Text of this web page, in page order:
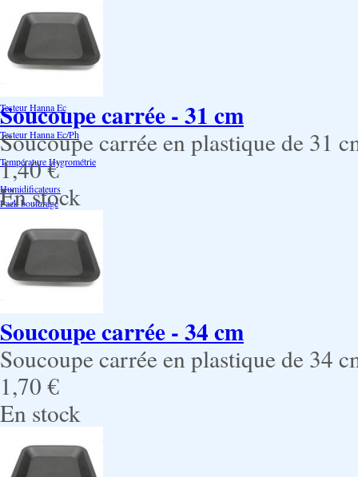
Accessoires
Reservoir
Testeur Hanna Ec
Testeur Hanna Ec/Ph
Température Hygrométrie
Humidificateurs
Pack bouturage
Serres -Bouturage
Substrat-Bouturage
Néons-CFL
Soucoupe carrée - 31 cm
Soucoupe carrée en plastique de 31
1,40 €
En stock
Soucoupe carrée - 34 cm
Soucoupe carrée en plastique de 34
1,70 €
En stock